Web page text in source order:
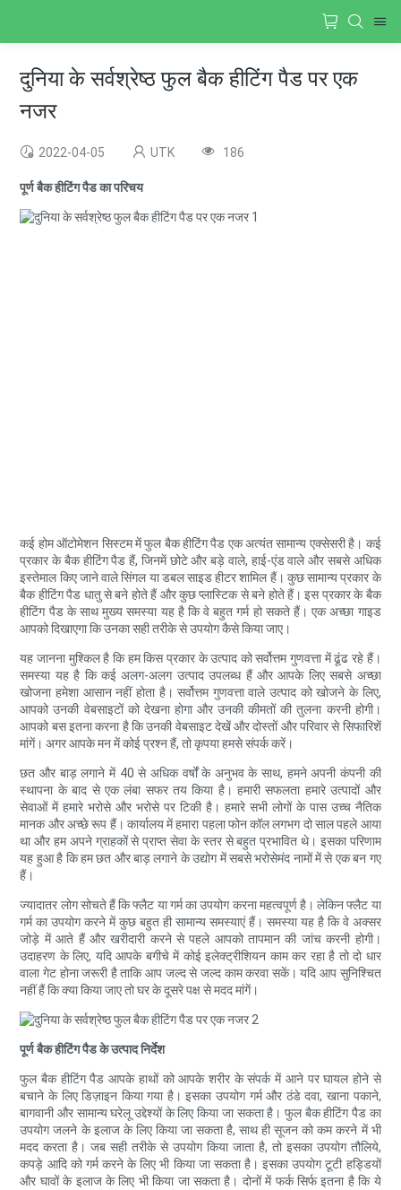
दुनिया के सर्वश्रेष्ठ फुल बैक हीटिंग पैड पर एक
नजर
2022-04-05 UTK 186
पूर्ण बैक हीटिंग पैड का परिचय
कई होम ऑटोमेशन सिस्टम में फुल बैक हीटिंग पैड एक अत्यंत सामान्य एक्सेसरी है। कई
प्रकार के बैक हीटिंग पैड हैं, जिनमें छोटे और बड़े वाले, हाई-एंड वाले और सबसे अधिक
इस्तेमाल किए जाने वाले सिंगल या डबल साइड हीटर शामिल हैं। कुछ सामान्य प्रकार के
बैक हीटिंग पैड धातु से बने होते हैं और कुछ प्लास्टिक से बने होते हैं। इस प्रकार के बैक
हीटिंग पैड के साथ मुख्य समस्या यह है कि वे बहुत गर्म हो सकते हैं। एक अच्छा गाइड
आपको दिखाएगा कि उनका सही तरीके से उपयोग कैसे किया जाए।
यह जानना मुश्किल है कि हम किस प्रकार के उत्पाद को सर्वोत्तम गुणवत्ता में ढूंढ रहे हैं।
समस्या यह है कि कई अलग-अलग उत्पाद उपलब्ध हैं और आपके लिए सबसे अच्छा
खोजना हमेशा आसान नहीं होता है। सर्वोत्तम गुणवत्ता वाले उत्पाद को खोजने के लिए,
आपको उनकी वेबसाइटों को देखना होगा और उनकी कीमतों की तुलना करनी होगी।
आपको बस इतना करना है कि उनकी वेबसाइट देखें और दोस्तों और परिवार से सिफारिशें
मांगें। अगर आपके मन में कोई प्रश्न हैं, तो कृपया हमसे संपर्क करें।
छत और बाड़ लगाने में 40 से अधिक वर्षों के अनुभव के साथ, हमने अपनी कंपनी की
स्थापना के बाद से एक लंबा सफर तय किया है। हमारी सफलता हमारे उत्पादों और
सेवाओं में हमारे भरोसे और भरोसे पर टिकी है। हमारे सभी लोगों के पास उच्च नैतिक
मानक और अच्छे रूप हैं। कार्यालय में हमारा पहला फोन कॉल लगभग दो साल पहले आया
था और हम अपने ग्राहकों से प्राप्त सेवा के स्तर से बहुत प्रभावित थे। इसका परिणाम
यह हुआ है कि हम छत और बाड़ लगाने के उद्योग में सबसे भरोसेमंद नामों में से एक बन गए
हैं।
ज्यादातर लोग सोचते हैं कि फ्लैट या गर्म का उपयोग करना महत्वपूर्ण है। लेकिन फ्लैट या
गर्म का उपयोग करने में कुछ बहुत ही सामान्य समस्याएं हैं। समस्या यह है कि वे अक्सर
जोड़े में आते हैं और खरीदारी करने से पहले आपको तापमान की जांच करनी होगी।
उदाहरण के लिए, यदि आपके बगीचे में कोई इलेक्ट्रीशियन काम कर रहा है तो दो धार
वाला गेट होना जरूरी है ताकि आप जल्द से जल्द काम करवा सकें। यदि आप सुनिश्चित
नहीं हैं कि क्या किया जाए तो घर के दूसरे पक्ष से मदद मांगें।
पूर्ण बैक हीटिंग पैड के उत्पाद निर्देश
फुल बैक हीटिंग पैड आपके हाथों को आपके शरीर के संपर्क में आने पर घायल होने से
बचाने के लिए डिज़ाइन किया गया है। इसका उपयोग गर्म और ठंडे दवा, खाना पकाने,
बागवानी और सामान्य घरेलू उद्देश्यों के लिए किया जा सकता है। फुल बैक हीटिंग पैड का
उपयोग जलने के इलाज के लिए किया जा सकता है, साथ ही सूजन को कम करने में भी
मदद करता है। जब सही तरीके से उपयोग किया जाता है, तो इसका उपयोग तौलिये,
कपड़े आदि को गर्म करने के लिए भी किया जा सकता है। इसका उपयोग टूटी हड्डियों
और घावों के इलाज के लिए भी किया जा सकता है। दोनों में फर्क सिर्फ इतना है कि ये